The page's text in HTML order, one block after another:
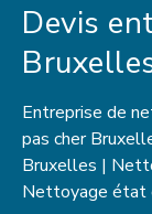
Devis
Entreprise de
pas cher
Bruxelles |
Nettoyage état